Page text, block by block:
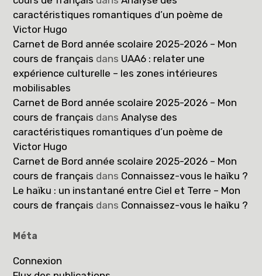
caractéristiques romantiques d’un poème de
Victor Hugo
Carnet de Bord année scolaire 2025-2026 – Mon
cours de français dans UAA6 : relater une
expérience culturelle – les zones intérieures
mobilisables
Carnet de Bord année scolaire 2025-2026 – Mon
cours de français dansAnalyse des
caractéristiques romantiques d’un poème de
Victor Hugo
Carnet de Bord année scolaire 2025-2026 – Mon
cours de français dans Connaissez-vous le haïku ?
Le haïku : un instantané entre Ciel et Terre – Mon
cours de français dans Connaissez-vous le haïku ?
Méta
Connexion